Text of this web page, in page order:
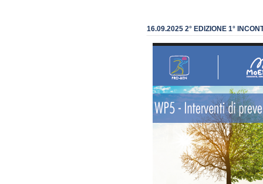
16.09.2025 2° EDIZIONE 1°